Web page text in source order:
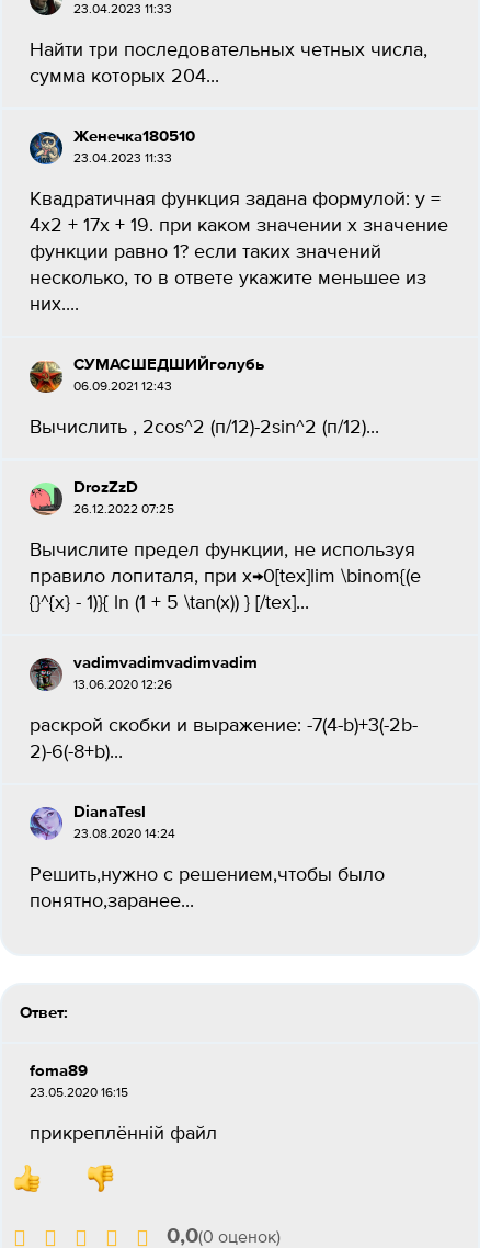
23.04.2023 11:33
Найти три последовательных четных числа,
сумма которых 204...
Женечка180510
23.04.2023 11:33
Квадратичная функция задана формулой: у =
4x2 + 17x + 19. при каком значении x значение
функции равно 1? если таких значений
несколько, то в ответе укажите меньшее из
них....
СУМАСШЕДШИЙголубь
06.09.2021 12:43
Вычислить , 2cos^2 (п/12)-2sin^2 (п/12)...
DrozZzD
26.12.2022 07:25
Вычислите предел функции, не используя
правило лопиталя, при х→0[tex]lim \binom{(e
{}^{x} - 1)}{ ln (1 + 5 \tan(x)) } [/tex]​...
vadimvadimvadimvadim
13.06.2020 12:26
раскрой скобки и выражение: -7(4-b)+3(-2b-
2)-6(-8+b)​...
DianaTesl
23.08.2020 14:24
Решить,нужно с решением,чтобы было
понятно,заранее...
Ответ:
foma89
23.05.2020 16:15
прикреплённій файл
0,0(0 оценок)